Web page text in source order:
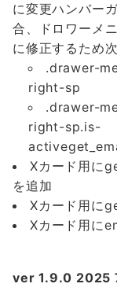
に変更ハンバー
合、ドロワーメ
に修正するため
.drawer-
right-sp
.drawer-
right-sp.is-
Xカード用に
を追加
Xカード用に
Xカード用に
ver 1.9.0 2025